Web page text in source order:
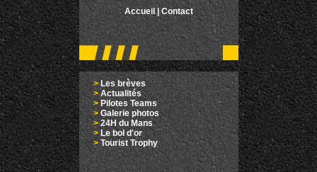
Accueil |Contact
>Les brèves
> Actualités
> Pilotes Teams
>Galerie photos
>24H du Mans
>Le bol d'or
> Tourist Trophy